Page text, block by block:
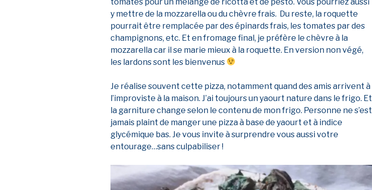
y mettre de la mozzarella ou du chèvre frais. Du reste, la roquette
pourrait être remplacée par des épinards frais, les tomates par des
champignons, etc. Et en fromage final, je préfère le chèvre à la
mozzarella car il se marie mieux à la roquette. En version non végé,
les lardons sont les bienvenus
Je réalise souvent cette pizza, notamment quand des amis arrivent à
l’improviste à la maison. J’ai toujours un yaourt nature dans le frigo. Et
la garniture change selon le contenu de mon frigo. Personne ne s’est
jamais plaint de manger une pizza à base de yaourt et à indice
glycémique bas. Je vous invite à surprendre vous aussi votre
entourage…sans culpabiliser !